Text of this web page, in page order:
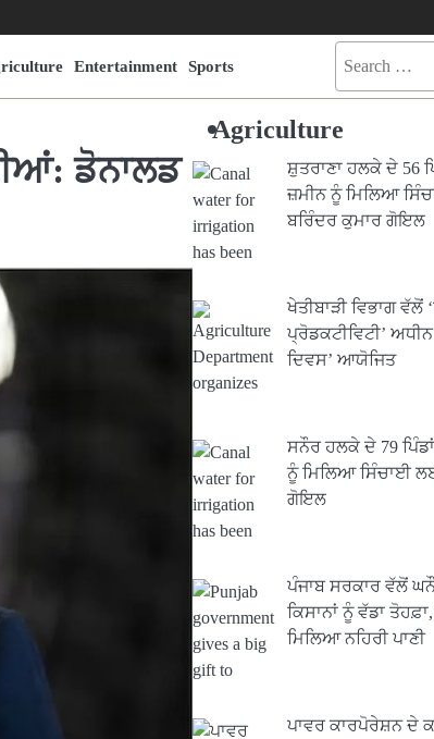
Entertainment Sports
Search
ਡੋਨਾਲਡ
Agriculture
ਸ਼ੁਤਰਾਣਾ ਹਲਕੇ ਦੇ 56
ਜ਼ਮੀਨ ਨੂੰ ਮਿਲਿਆ
ਬਰਿੰਦਰ ਕੁਮਾਰ ਗੋਇਲ
ਖੇਤੀਬਾੜੀ ਵਿਭਾਗ ਵੱਲੋਂ
ਪ੍ਰੋਡਕਟੀਵਿਟੀ’
ਦਿਵਸ’ ਆਯੋਜਿਤ
ਸਨੌਰ ਹਲਕੇ ਦੇ 79
ਨੂੰ ਮਿਲਿਆ ਸਿੰਚਾਈ
ਗੋਇਲ
ਪੰਜਾਬ ਸਰਕਾਰ ਵੱਲੋਂ
ਕਿਸਾਨਾਂ ਨੂੰ ਵੱਡਾ
ਮਿਲਿਆ ਨਹਿਰੀ ਪਾਣੀ
ਪਾਵਰ ਕਾਰਪੋਰੇਸ਼ਨ ਦੇ